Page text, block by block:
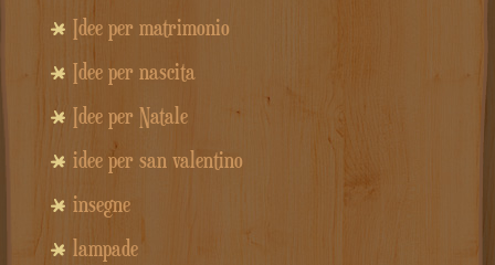
Idee per matrimonio
Idee per nascita
Idee per Natale
idee per san valentino
insegne
lampade